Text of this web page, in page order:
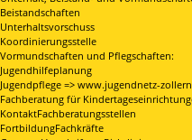
Beistandschaften
Unterhaltsvorschuss
Koordinierungsstelle
Vormundschaften und Pflegschaften:
Jugendhilfeplanung
Jugendpflege => www.jugendnetz-
Fachberatung für
KontaktFachberatungsstellen
FortbildungFachkräfte